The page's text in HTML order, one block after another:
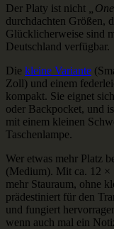
Der Platy ist nicht
durchdachten Größen,
Glücklicherweise sind
Deutschland verfügbar.
Die kleine Variante
Zoll) und einem
kompakt. Sie eignet
oder Backpocket, und
mit einem kleinen
Taschenlampe.
Wer etwas mehr Platz
(Medium). Mit ca. 12 ×
mehr Stauraum, ohne
prädestiniert für den
und fungiert
wenn auch mal ein